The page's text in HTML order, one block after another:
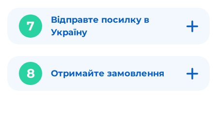
7
Відправте посилку в
Україну
8 Отримайте замовлення